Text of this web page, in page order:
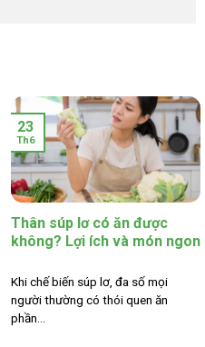
Thân súp lơ có ăn được
không? Lợi ích và món ngon
Khi chế biến súp lơ, đa số mọi
người thường có thói quen ăn
phần...
23
Th6